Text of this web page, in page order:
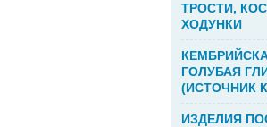
ТРОСТИ,
ХОДУНКИ
ГОЛУБАЯ
(ИСТОЧНИК
ИЗДЕЛИЯ